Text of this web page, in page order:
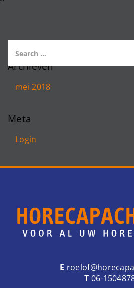
Archieven
mei 2018
Meta
Login
E
T 06-